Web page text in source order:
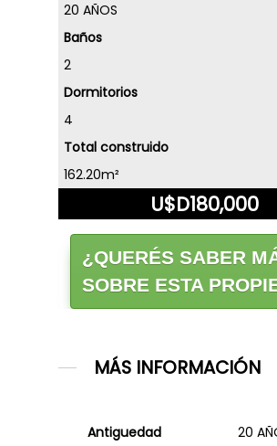
20 AÑOS
Baños
2
Dormitorios
4
Total construido
162.20m²
U$D180,000
¿QUERÉS SABER
SOBRE ESTA
MÁS INFORMACIÓN
Antiguedad 20